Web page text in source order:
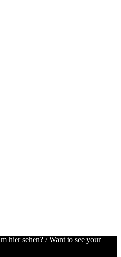
hier sehen? / Want to see your